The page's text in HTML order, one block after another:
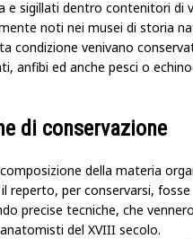
e sigillati dentro contenitori di
noti nei musei di storia
condizione venivano
anfibi ed anche pesci o
di conservazione
della materia
reperto, per conservarsi, fosse
precise tecniche, che vennero
del XVIII secolo.